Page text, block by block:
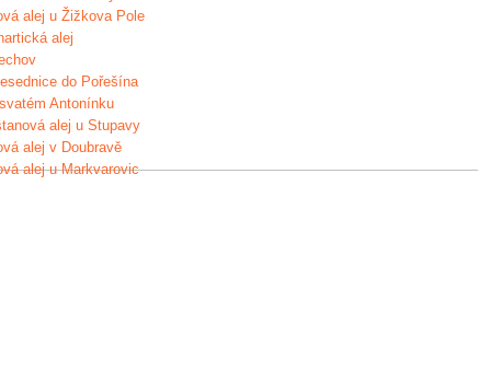
alej u Žižkova Pole
alej
do Pořešína
Antonínku
alej u Stupavy
alej v Doubravě
alej u Markvarovic